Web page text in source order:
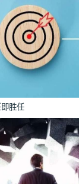
胜任